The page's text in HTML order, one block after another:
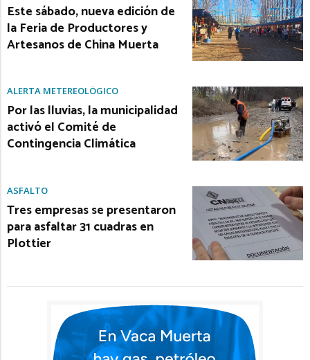
Este sábado, nueva edición de
la Feria de Productores y
Artesanos de China Muerta
ALERTA METEREOLÓGICO
Por las lluvias, la municipalidad
activó el Comité de
Contingencia Climática
ASFALTO
Tres empresas se presentaron
para asfaltar 31 cuadras en
Plottier